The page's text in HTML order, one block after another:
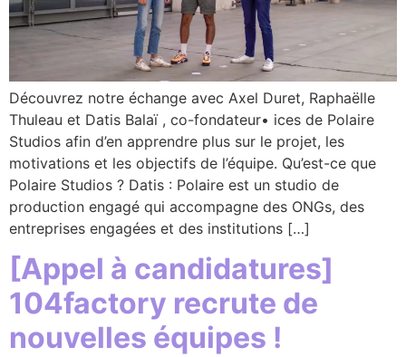
Découvrez notre échange avec Axel Duret, Raphaëlle
Thuleau et Datis Balaï , co-fondateur• ices de Polaire
Studios afin d’en apprendre plus sur le projet, les
motivations et les objectifs de l’équipe. Qu’est-ce que
Polaire Studios ? Datis : Polaire est un studio de
production engagé qui accompagne des ONGs, des
entreprises engagées et des institutions […]
[Appel à candidatures]
104factory recrute de
nouvelles équipes !